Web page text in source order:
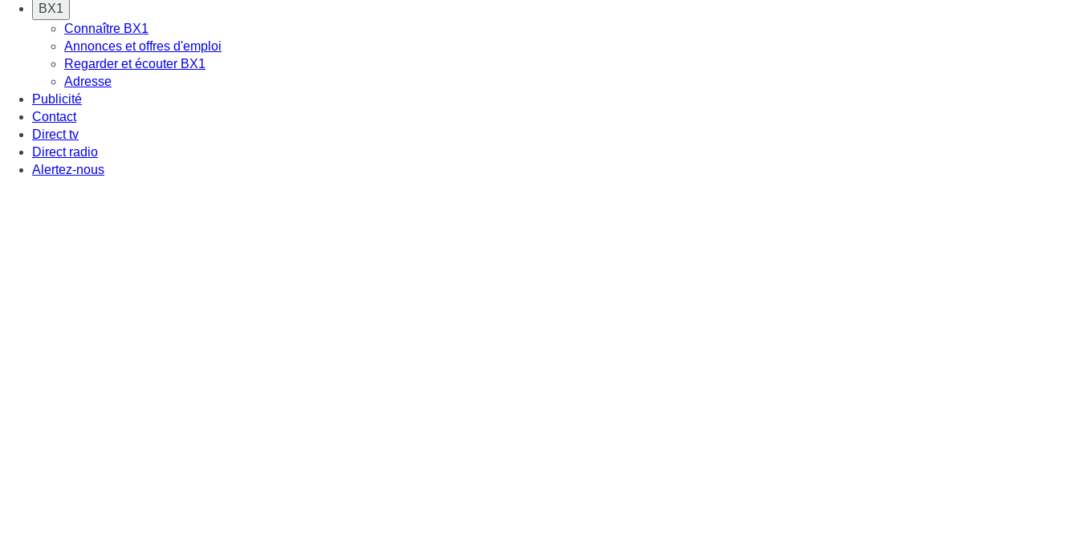
BX1
Connaître BX1
Annonces et offres d'emploi
Regarder et écouter BX1
Adresse
Publicité
Contact
Direct tv
Direct radio
Alertez-nous